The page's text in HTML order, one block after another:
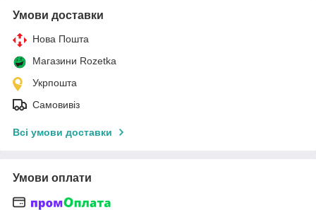
Умови доставки
Нова Пошта
Магазини Rozetka
Укрпошта
Самовивіз
Всі умови доставки
Умови оплати